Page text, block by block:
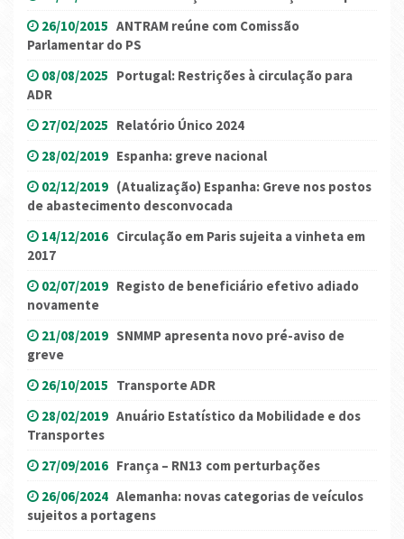
26/10/2015 ANTRAM reúne com Comissão
Parlamentar do PS
08/08/2025 Portugal: Restrições à circulação para
ADR
27/02/2025 Relatório Único 2024
28/02/2019 Espanha: greve nacional
02/12/2019 (Atualização) Espanha: Greve nos postos
de abastecimento desconvocada
14/12/2016 Circulação em Paris sujeita a vinheta em
2017
02/07/2019 Registo de beneficiário efetivo adiado
novamente
21/08/2019 SNMMP apresenta novo pré-aviso de
greve
26/10/2015 Transporte ADR
28/02/2019 Anuário Estatístico da Mobilidade e dos
Transportes
27/09/2016 França – RN13 com perturbações
26/06/2024 Alemanha: novas categorias de veículos
sujeitos a portagens